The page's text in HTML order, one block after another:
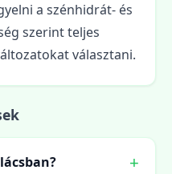
a szénhidrát- és
szerint teljes
választani.